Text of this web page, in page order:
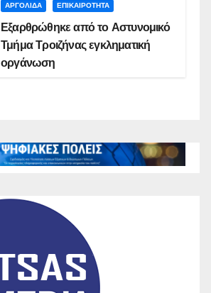
ΑΡΓΟΛΙΔΑ ΕΠΙΚΑΙΡΟΤΗΤΑ
Εξαρθρώθηκε από το Αστυνομικό
Τμήμα Τροιζήνας εγκληματική
οργάνωση